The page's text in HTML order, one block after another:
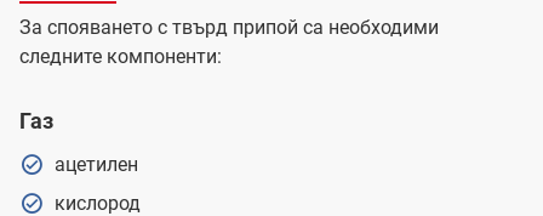
За спояването с твърд припой са необходими
следните компоненти:
Газ
ацетилен
кислород